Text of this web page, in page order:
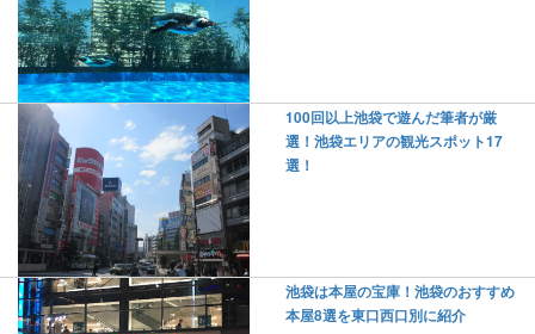
100回以上池袋で遊んだ筆者が厳
選！池袋エリアの観光スポット17
選！
池袋は本屋の宝庫！池袋のおすすめ
本屋8選を東口西口別に紹介